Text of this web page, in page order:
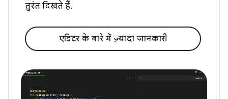
तुरंत दिखते हैं.
एडिटर के बारे में ज़्यादा जानकारी